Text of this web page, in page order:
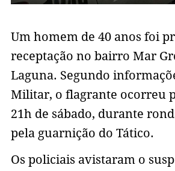
Um homem de 40 anos foi
receptação no bairro Mar
Laguna. Segundo
Militar, o flagrante ocorreu
21h de sábado, durante
pela guarnição do Tático.
Os policiais avistaram o